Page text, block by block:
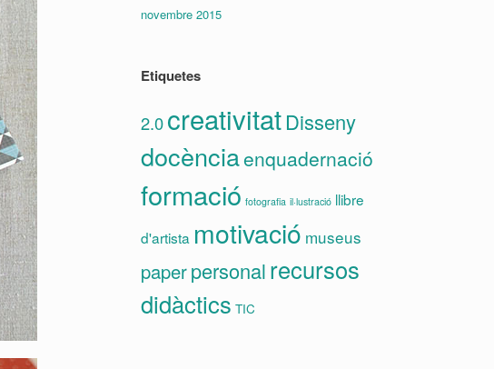
novembre 2015
Etiquetes
2.0creativitatDisseny
docènciaenquadernació
formació fotografia il·lustració llibre
d'artista motivació museus
paperpersonalrecursos
didàctics TIC